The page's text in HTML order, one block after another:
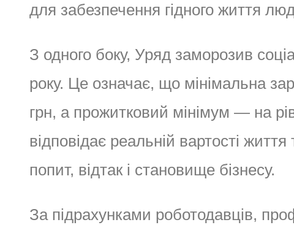
для забезпечення гідного життя
З одного боку, Уряд заморозив
року. Це означає, що мінімальна
грн, а прожитковий мінімум — на
відповідає реальній вартості
попит, відтак і становище бізнесу.
За підрахунками роботодавців,